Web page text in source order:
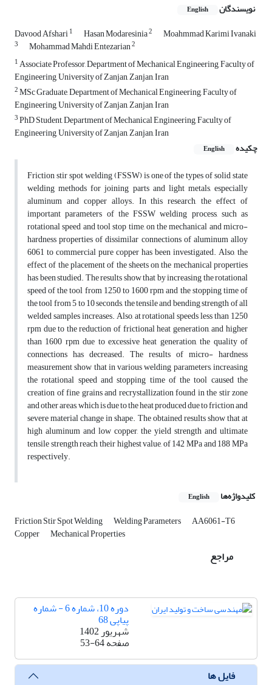
نویسندگان English
Davood Afshari1 Hasan Modaresinia2 Moahmmad Karimi Ivanaki
3 Mohammad Mahdi Entezarian2
1Associate Professor, Department of Mechanical Engineering, Faculty of
Engineering, University of Zanjan, Zanjan, Iran
2MSc Graduate, Department of Mechanical Engineering, Faculty of
Engineering, University of Zanjan, Zanjan, Iran
3PhD Student, Department of Mechanical Engineering, Faculty of
Engineering, University of Zanjan, Zanjan, Iran
چکیده
English
Friction stir spot welding (FSSW) is one of the types of solid state
welding methods for joining parts and light metals, especially
aluminum and copper alloys. In this research, the effect of
important parameters of the FSSW welding process, such as
rotational speed and tool stop time, on the mechanical and micro-
hardness properties of dissimilar connections of aluminum alloy
6061 to commercial pure copper has been investigated. Also, the
effect of the placement of the sheets on the mechanical properties
has been studied. The results show that by increasing the rotational
speed of the tool from 1250 to 1600 rpm and the stopping time of
the tool from 5 to 10 seconds, the tensile and bending strength of all
welded samples increases. Also, at rotational speeds less than 1250
rpm due to the reduction of frictional heat generation, and higher
than 1600 rpm due to excessive heat generation, the quality of
connections has decreased. The results of micro- hardness
measurement show that in various welding parameters, increasing
the rotational speed and stopping time of the tool caused the
creation of fine grains and recrystallization found in the stir zone
and other areas, which is due to the heat produced due to friction and
severe material change in shape. The obtained results show that at
high aluminum and low copper, the yield strength and ultimate
tensile strength reach their highest value, of 142 MPa and 188 MPa
respectively.
کلیدواژه‌ها English
Friction Stir Spot Welding Welding Parameters AA6061-T6
Copper Mechanical Properties
مراجع
دوره 10، شماره 6 - شماره
پیاپی 68
شهریور 1402
صفحه53-64
فایل ها